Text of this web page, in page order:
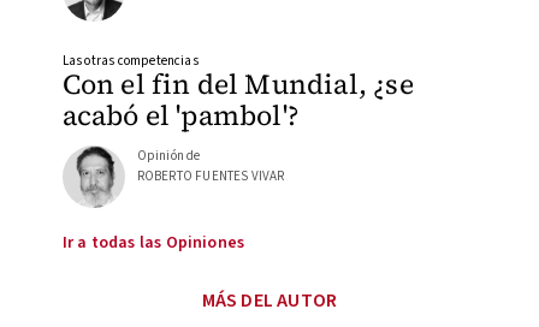
Con el fin del Mundial, ¿se
acabó el 'pambol'?
Las otras competencias
Opinión de
ROBERTO FUENTES VIVAR
Ir a todas las Opiniones
MÁS DEL AUTOR